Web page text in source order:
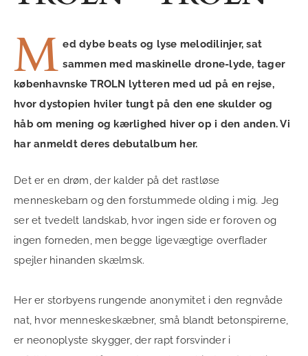
M ed dybe beats og lyse melodilinjer, sat
sammen med maskinelle drone-lyde, tager
københavnske TROLN lytteren med ud på en rejse,
hvor dystopien hviler tungt på den ene skulder og
håb om mening og kærlighed hiver op i den anden. Vi
har anmeldt deres debutalbum her.
Det er en drøm, der kalder på det rastløse
menneskebarn og den forstummede olding i mig. Jeg
ser et tvedelt landskab, hvor ingen side er foroven og
ingen forneden, men begge ligevægtige overflader
spejler hinanden skælmsk.
Her er storbyens rungende anonymitet i den regnvåde
nat, hvor menneskeskæbner, små blandt betonspirerne,
er neonoplyste skygger, der rapt forsvinder i